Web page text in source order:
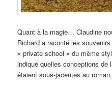
Quant à la magie… Claudine
Richard a raconté les
« private school » du même
indiqué quelles conceptions de
étaient sous-jacentes au roman.